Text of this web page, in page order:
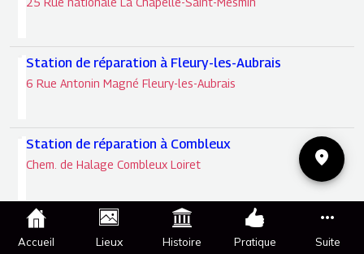
Station de réparation à Fleury-les-Aubrais
6 Rue Antonin Magné Fleury-les-Aubrais
Station de réparation à Combleux
Chem. de Halage Combleux Loiret
Station de réparation à Saran
Route Nationale 20 Saran Loiret
Accueil Lieux Histoire Pratique Suite